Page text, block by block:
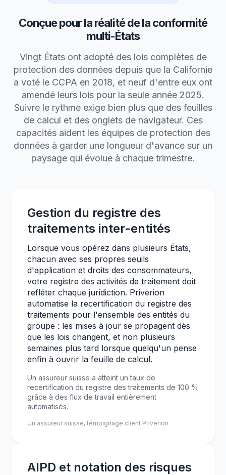
Conçue pour la réalité de la conformité
multi-États
Vingt États ont adopté des lois complètes de
protection des données depuis que la Californie
a voté le CCPA en 2018, et neuf d'entre eux ont
amendé leurs lois pour la seule année 2025.
Suivre le rythme exige bien plus que des feuilles
de calcul et des onglets de navigateur. Ces
capacités aident les équipes de protection des
données à garder une longueur d'avance sur un
paysage qui évolue à chaque trimestre.
Gestion du registre des
traitements inter-entités
Lorsque vous opérez dans plusieurs États,
chacun avec ses propres seuils
d'application et droits des consommateurs,
votre registre des activités de traitement doit
refléter chaque juridiction. Priverion
automatise la recertification du registre des
traitements pour l'ensemble des entités du
groupe : les mises à jour se propagent dès
que les lois changent, et non plusieurs
semaines plus tard lorsque quelqu'un pense
enfin à ouvrir la feuille de calcul.
Un assureur suisse a atteint un taux de
recertification du registre des traitements de 100 %
grâce à des flux de travail entièrement
automatisés.
Un assureur suisse, témoignage client Priverion
AIPD et notation des risques